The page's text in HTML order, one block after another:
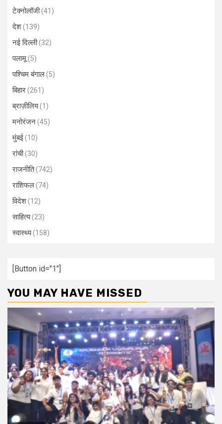
टेक्नोलॉजी(41)
देश(139)
नई दिल्ली(32)
पलामू(5)
पश्चिम बंगाल(5)
बिहार(261)
ब्राज़ीलिय(1)
मनोरंजन(45)
मुंबई(10)
रांची(30)
राजनीति(742)
राशिफल(74)
विदेश(12)
साहित्य(23)
स्वास्थ्य(158)
[Button id="1"]
YOU MAY HAVE MISSED